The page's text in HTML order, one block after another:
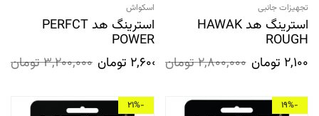
تجهیزات جانبی
استرینگ هد HAWAK
ROUGH
2,800,000تومان تومان
اسکواش
استرینگ هد PERFCT
POWER
3,200,000تومان 2,600,000 تومان
-19%
-21%